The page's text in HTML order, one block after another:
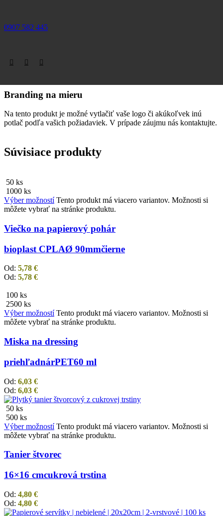
0907 582 445
Branding na mieru
Na tento produkt je možné vytlačiť vaše logo či akúkoľvek inú
potlač podľa vašich požiadaviek. V prípade záujmu nás kontaktujte.
Súvisiace produkty
50 ks
1000 ks
Výber možností Tento produkt má viacero variantov. Možnosti si
môžete vybrať na stránke produktu.
Viečko na papierový pohár
bioplast CPLAØ 90mmčierne
Od: 5,78 €
Od: 5,78 €
100 ks
2500 ks
Výber možností Tento produkt má viacero variantov. Možnosti si
môžete vybrať na stránke produktu.
Miska na dressing
priehľadnárPET60 ml
Od: 6,03 €
Od: 6,03 €
50 ks
500 ks
Výber možností Tento produkt má viacero variantov. Možnosti si
môžete vybrať na stránke produktu.
Tanier štvorec
16×16 cmcukrová trstina
Od: 4,80 €
Od: 4,80 €